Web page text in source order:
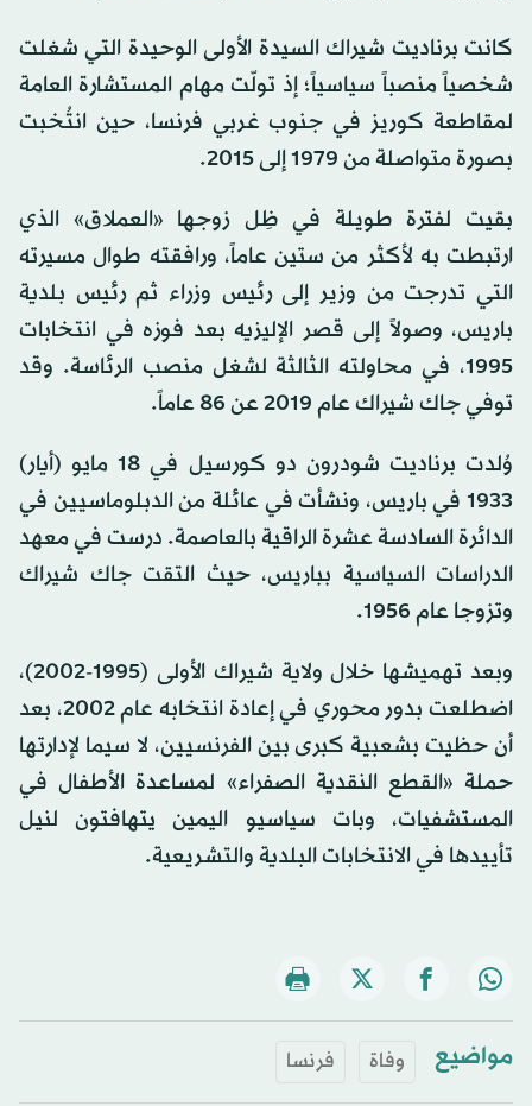
كانت برناديت شيراك السيدة الأولى الوحيدة التي شغلت
شخصياً منصباً سياسياً؛ إذ تولّت مهام المستشارة العامة
لمقاطعة كوريز في جنوب غربي فرنسا، حين انتُخبت
بصورة متواصلة من 1979 إلى 2015.
بقيت لفترة طويلة في ظِل زوجها «العملاق» الذي
ارتبطت به لأكثر من ستين عاماً، ورافقته طوال مسيرته
التي تدرجت من وزير إلى رئيس وزراء ثم رئيس بلدية
باريس، وصولاً إلى قصر الإليزيه بعد فوزه في انتخابات
1995، في محاولته الثالثة لشغل منصب الرئاسة. وقد
توفي جاك شيراك عام 2019 عن 86 عاماً.
وُلدت برناديت شودرون دو كورسيل في 18 مايو (أيار)
1933 في باريس، ونشأت في عائلة من الدبلوماسيين في
الدائرة السادسة عشرة الراقية بالعاصمة. درست في معهد
الدراسات السياسية بباريس، حيث التقت جاك شيراك
وتزوجا عام 1956.
وبعد تهميشها خلال ولاية شيراك الأولى (1995-2002)،
اضطلعت بدور محوري في إعادة انتخابه عام 2002، بعد
أن حظيت بشعبية كبرى بين الفرنسيين، لا سيما لإدارتها
حملة «القطع النقدية الصفراء» لمساعدة الأطفال في
المستشفيات، وبات سياسيو اليمين يتهافتون لنيل
تأييدها في الانتخابات البلدية والتشريعية.
مواضيع وفاة فرنسا